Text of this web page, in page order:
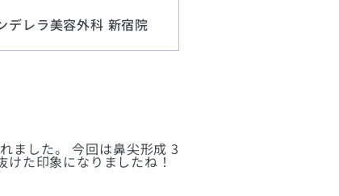
デレラ美容外科 新宿院
ました。 今回は鼻尖形成 3
た印象になりましたね！